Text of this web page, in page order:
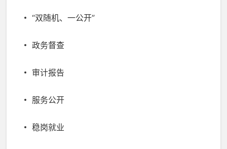
“双随机、一公开”
政务督查
审计报告
服务公开
稳岗就业